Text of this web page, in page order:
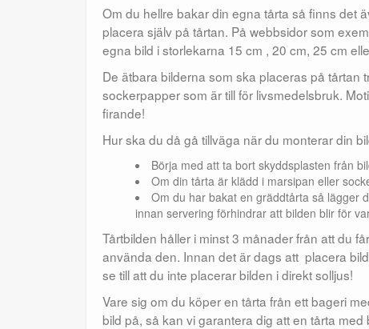
Om du hellre bakar din egna tårta så finns det
placera själv på tårtan. På webbsidor som
egna bild i storlekarna 15 cm , 20 cm, 25 cm
De ätbara bilderna som ska placeras på tårtan
sockerpapper som är till för livsmedelsbruk.
firande!
Hur ska du då gå tillväga när du monterar din
Börja med att ta bort skyddsplasten från
Om din tårta är klädd i marsipan eller
Om du har bakat en gräddtårta så lägger
innan servering förhindrar att bilden blir för
Tårtbilden håller i minst 3 månader från att du
använda den. Innan det är dags att placera
se till att du inte placerar bilden i direkt solljus!
Vare sig om du köper en tårta från ett bageri
bild på, så kan vi garantera dig att en tårta